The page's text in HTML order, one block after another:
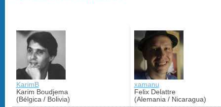
KarimB
Karim Boudjema
(Bélgica / Bolivia)
xamanu
Felix Delattre
(Alemania / Nicaragua)